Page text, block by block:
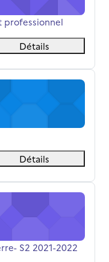
professionnel
Détails
Détails
S2 2021-2022
S2 2021-2022